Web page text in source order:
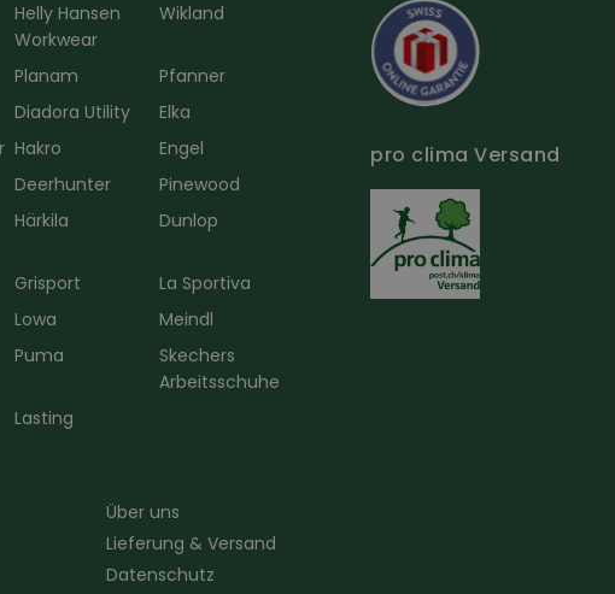
Helly Hansen
Workwear
Wikland
Planam
Pfanner
Diadora Utility
Elka
Hakro
Engel
Deerhunter
Pinewood
Härkila Dunlop
Grisport
La Sportiva
Lowa
Meindl
Puma
Skechers
Arbeitsschuhe
Lasting
pro clima Versand
Über uns
Lieferung & Versand
Datenschutz